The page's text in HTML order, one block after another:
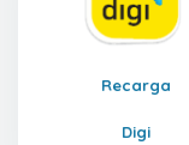
Recarga
Digi